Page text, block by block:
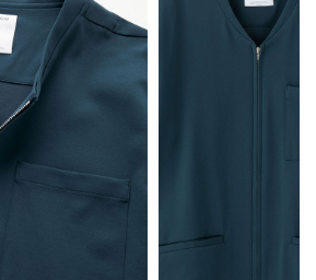
2025-05-22
175cm
いですね
になります
ロントオープンスクラブ・LUXE/チ